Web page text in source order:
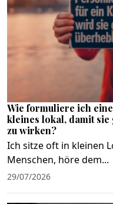
Wie formuliere ich
kleines lokal, damit
zu wirken?
Ich sitze oft in kleinen
Menschen, höre dem...
29/07/2026